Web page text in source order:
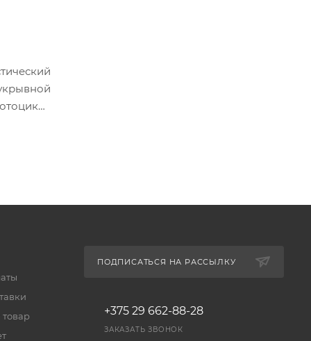
товар
ПОДПИСАТЬСЯ НА РАССЫЛКУ
+375 29 662-88-28
ЗАКАЗАТЬ ЗВОНОК